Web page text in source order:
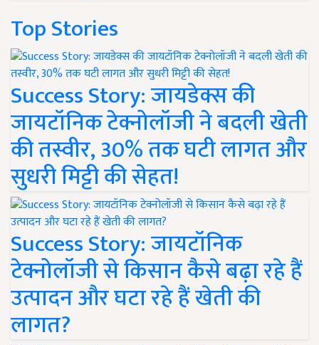
Top Stories
Success Story: जायडेक्स की
जायटॉनिक टेक्नोलॉजी ने बदली खेती
की तस्वीर, 30% तक घटी लागत और
सुधरी मिट्टी की सेहत!
Success Story: जायटॉनिक
टेक्नोलॉजी से किसान कैसे बढ़ा रहे हैं
उत्पादन और घटा रहे हैं खेती की
लागत?